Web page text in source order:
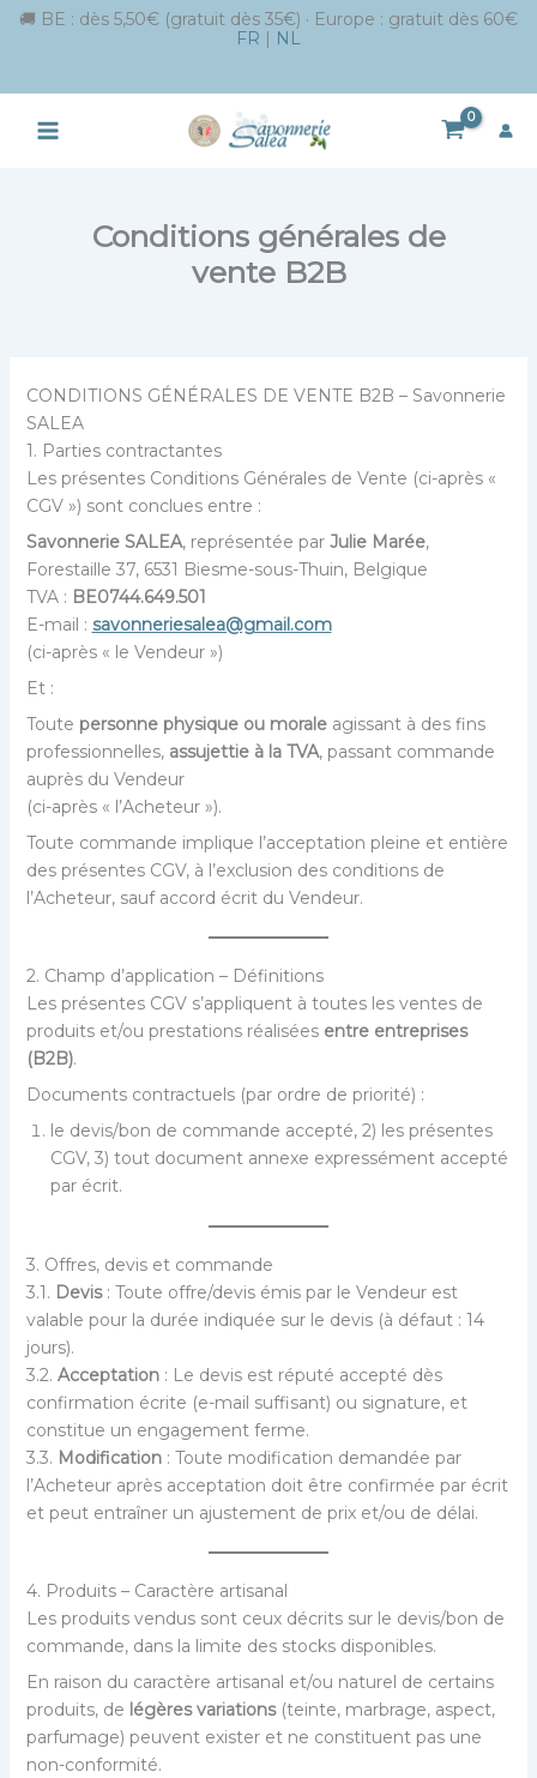
🚚 BE : dès 5,50€ (gratuit dès 35€) · Europe : gratuit dès 60€
FR | NL
au
contenu
Conditions générales de
vente B2B
CONDITIONS GÉNÉRALES DE VENTE B2B – Savonnerie
SALEA
1. Parties contractantes
Les présentes Conditions Générales de Vente (ci-après «
CGV ») sont conclues entre :
Savonnerie SALEA, représentée par Julie Marée,
Forestaille 37, 6531 Biesme-sous-Thuin, Belgique
TVA : BE0744.649.501
E-mail : savonneriesalea@gmail.com
(ci-après « le Vendeur »)
Et :
Toute personne physique ou moraleagissant à des fins
professionnelles, assujettie à la TVA, passant commande
auprès du Vendeur
(ci-après « l’Acheteur »).
Toute commande implique l’acceptation pleine et entière
des présentes CGV, à l’exclusion des conditions de
l’Acheteur, sauf accord écrit du Vendeur.
2. Champ d’application – Définitions
Les présentes CGV s’appliquent à toutes les ventes de
produits et/ou prestations réalisées entre entreprises
(B2B).
Documents contractuels (par ordre de priorité) :
le devis/bon de commande accepté, 2) les présentes
CGV, 3) tout document annexe expressément accepté
par écrit.
3. Offres, devis et commande
3.1. Devis: Toute offre/devis émis par le Vendeur est
valable pour la durée indiquée sur le devis (à défaut : 14
jours).
3.2. Acceptation: Le devis est réputé accepté dès
confirmation écrite (e-mail suffisant) ou signature, et
constitue un engagement ferme.
3.3. Modification: Toute modification demandée par
l’Acheteur après acceptation doit être confirmée par écrit
et peut entraîner un ajustement de prix et/ou de délai.
4. Produits – Caractère artisanal
Les produits vendus sont ceux décrits sur le devis/bon de
commande, dans la limite des stocks disponibles.
En raison du caractère artisanal et/ou naturel de certains
produits, de légères variations(teinte, marbrage, aspect,
parfumage) peuvent exister et ne constituent pas une
non-conformité.